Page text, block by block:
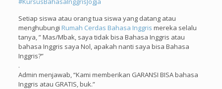
Setiap siswa atau orang tua siswa yang datang atau
menghubungi Rumah Cerdas Bahasa Inggris mereka selalu
tanya, ” Mas/Mbak, saya tidak bisa Bahasa Inggris atau
bahasa Inggris saya Nol, apakah nanti saya bisa Bahasa
Inggris?”
.
Admin menjawab, “Kami memberikan GARANSI BISA bahasa
Inggris atau GRATIS, buk.”